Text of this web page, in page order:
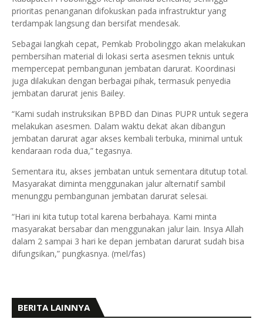
prioritas penanganan difokuskan pada infrastruktur yang
terdampak langsung dan bersifat mendesak.
Sebagai langkah cepat, Pemkab Probolinggo akan melakukan
pembersihan material di lokasi serta asesmen teknis untuk
mempercepat pembangunan jembatan darurat. Koordinasi
juga dilakukan dengan berbagai pihak, termasuk penyedia
jembatan darurat jenis Bailey.
“Kami sudah instruksikan BPBD dan Dinas PUPR untuk segera
melakukan asesmen. Dalam waktu dekat akan dibangun
jembatan darurat agar akses kembali terbuka, minimal untuk
kendaraan roda dua,” tegasnya.
Sementara itu, akses jembatan untuk sementara ditutup total.
Masyarakat diminta menggunakan jalur alternatif sambil
menunggu pembangunan jembatan darurat selesai.
“Hari ini kita tutup total karena berbahaya. Kami minta
masyarakat bersabar dan menggunakan jalur lain. Insya Allah
dalam 2 sampai 3 hari ke depan jembatan darurat sudah bisa
difungsikan,” pungkasnya. (mel/fas)
BERITA LAINNYA